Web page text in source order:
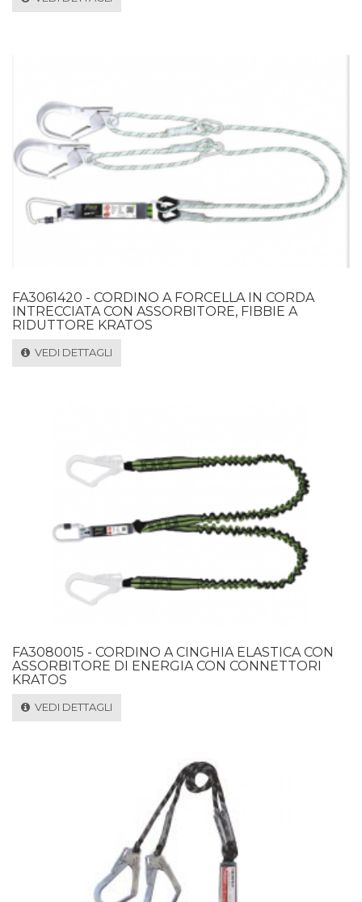
FA3061420 - CORDINO A FORCELLA IN CORDA
INTRECCIATA CON ASSORBITORE, FIBBIE A
RIDUTTORE KRATOS
VEDI DETTAGLI
FA3080015 - CORDINO A CINGHIA ELASTICA CON
ASSORBITORE DI ENERGIA CON CONNETTORI
KRATOS
VEDI DETTAGLI